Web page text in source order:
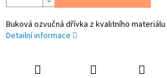
Buková ozvučná dřívka z kvalitního materiálu
Detailní informace